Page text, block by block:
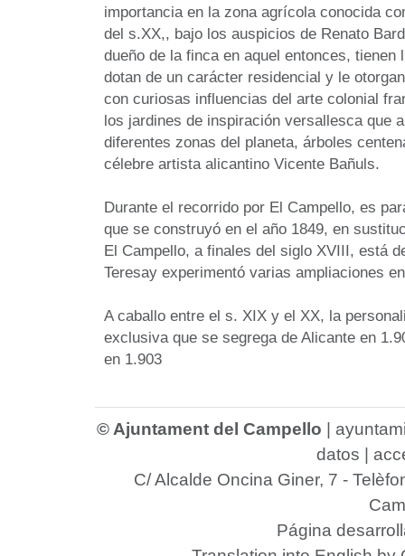
importancia en la zona agrícola conocida
del s.XX,, bajo los auspicios de Renato
dueño de la finca en aquel entonces,
dotan de un carácter residencial y le
con curiosas influencias del arte colonial
los jardines de inspiración versallesca que
diferentes zonas del planeta, árboles
célebre artista alicantino Vicente Bañuls.
Durante el recorrido por El Campello, es
que se construyó en el año 1849, en
El Campello, a finales del siglo XVIII, está
Teresay experimentó varias ampliaciones
A caballo entre el s. XIX y el XX, la
exclusiva que se segrega de Alicante en
en 1.903
© Ajuntament del Campello
datos
C/ Alcalde Oncina Giner, 7 -
Página